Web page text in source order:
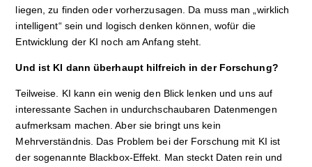
liegen, zu finden oder vorherzusagen. Da muss man „wirklich
intelligent“ sein und logisch denken können, wofür die
Entwicklung der KI noch am Anfang steht.
Und ist KI dann überhaupt hilfreich in der Forschung?
Teilweise. KI kann ein wenig den Blick lenken und uns auf
interessante Sachen in undurchschaubaren Datenmengen
aufmerksam machen. Aber sie bringt uns kein
Mehrverständnis. Das Problem bei der Forschung mit KI ist
der sogenannte Blackbox-Effekt. Man steckt Daten rein und